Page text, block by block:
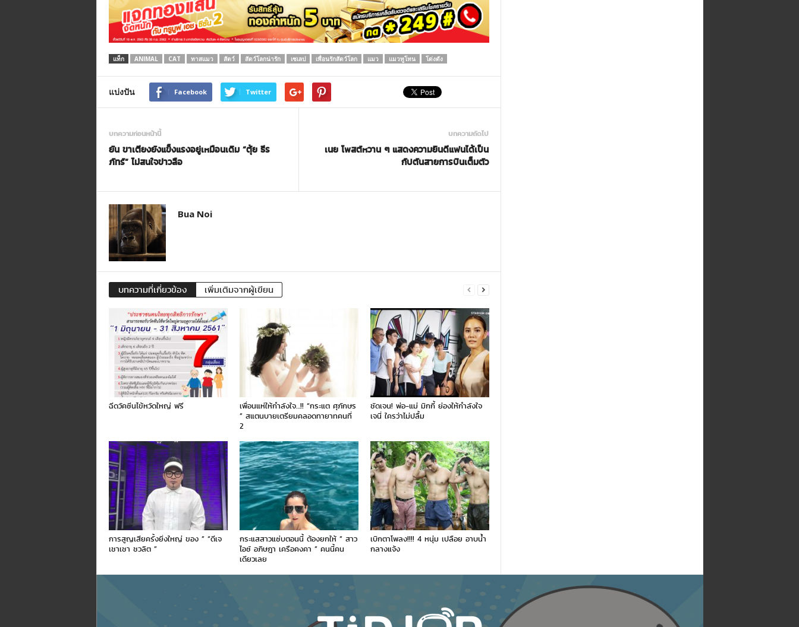
แท็ก ANIMAL CAT ทาสแมว สัตว์ สัตว์โลกน่ารัก เซเลป เพื่อนรักสัตว์โลก แมว แมวทูโทน โด่งดัง
แบ่งปัน Facebook Twitter
บทความก่อนหน้านี้
ยัน ขาเตียงยังแข็งแรงอยู่เหมือนเดิม “ตุ้ย ธีร
ภัทร์” ไม่สนใจข่าวลือ
บทความถัดไป
เนย โพสต์หวาน ๆ แสดงความยินดีแฟนได้เป็น
กัปตันสายการบินเต็มตัว
Bua Noi
บทความที่เกี่ยวข้อง เพิ่มเติมจากผู้เขียน
ฉีดวัคซีนไข้หวัดใหญ่ ฟรี
เพื่อนแห่ให้กำลังใจ…!! “กระแต ศุภักษร
” สแตนบายเตรียมคลอดทายาทคนที่
2
ชัดเจน! พ่อ-แม่ มิกกี้ ย่องให้กำลังใจ
เจนี่ ใครว่าไม่ปลื้ม
การสูญเสียครั้งยิ่งใหญ่ ของ ” “ดีเจ
เชาเชา ชวลิต ”
กระแสสาวแซ่บตอนนี้ ต้องยกให้ ” สาว
ไอซ์ อภิษฎา เครือคงคา ” คนนี้คน
เดียวเลย
เบิกตาโพลง!!!! 4 หนุ่ม เปลือย อาบน้ำ
กลางแจ้ง